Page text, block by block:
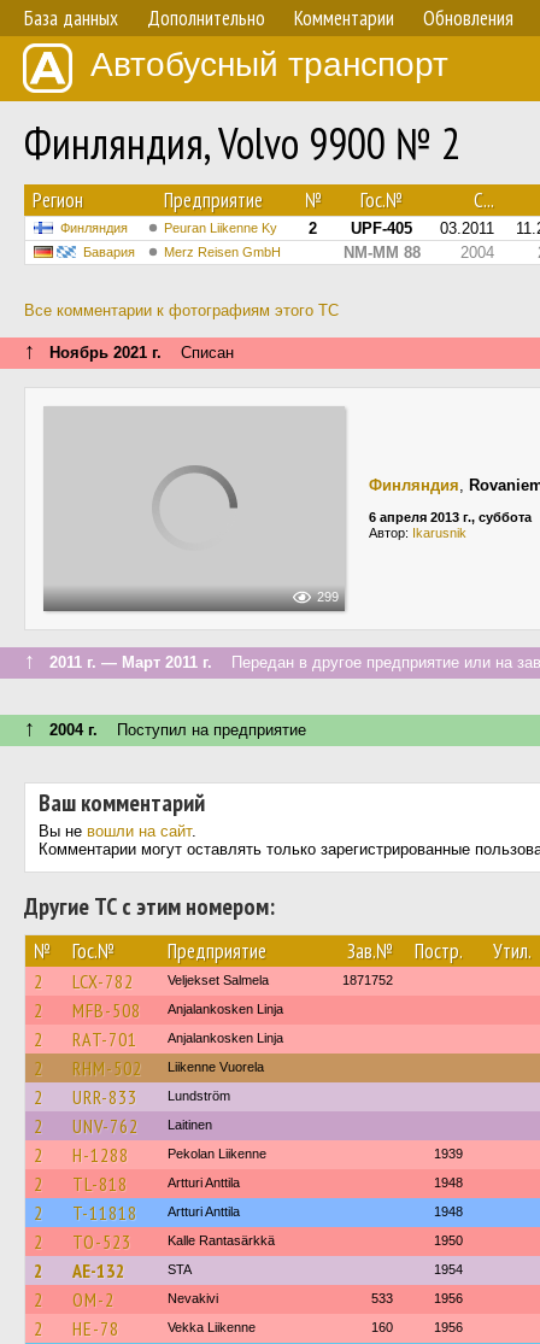
База данных Дополнительно Комментарии Обновления
Автобусный транспорт
Финляндия, Volvo 9900 № 2
Регион Предприятие № Гос.№ С...
Финляндия Peuran Liikenne Ky 2 UPF-405 03.2011
Бавария Merz Reisen GmbH NM-MM 88 2004
Все комментарии к фотографиям этого ТС
↑ Ноябрь 2021 г. Списан
299
Финляндия,
6 апреля 2013 г., суббота
Автор: Ikarusnik
↑ 2011 г. — Март 2011 г. Передан в другое предприятие или на
↑ 2004 г. Поступил на предприятие
Ваш комментарий
Вы не вошли на сайт.
Комментарии могут оставлять только зарегистрированные
Другие ТС с этим номером:
№ Гос.№ Предприятие Зав.№ Постр. Утил.
2 LCX-782 Veljekset Salmela 1871752
2 MFB-508 Anjalankosken Linja
2 RAT-701 Anjalankosken Linja
2 RHM-502 Liikenne Vuorela
2 URR-833 Lundström
2 UNV-762 Laitinen
2 H-1288 Pekolan Liikenne 1939
2 TL-818 Artturi Anttila 1948
2 T-11818 Artturi Anttila 1948
2 TO-523 Kalle Rantasärkkä 1950
2 AE-132 STA 1954
2 OM-2 Nevakivi 533 1956
2 HE-78 Vekka Liikenne 160 1956